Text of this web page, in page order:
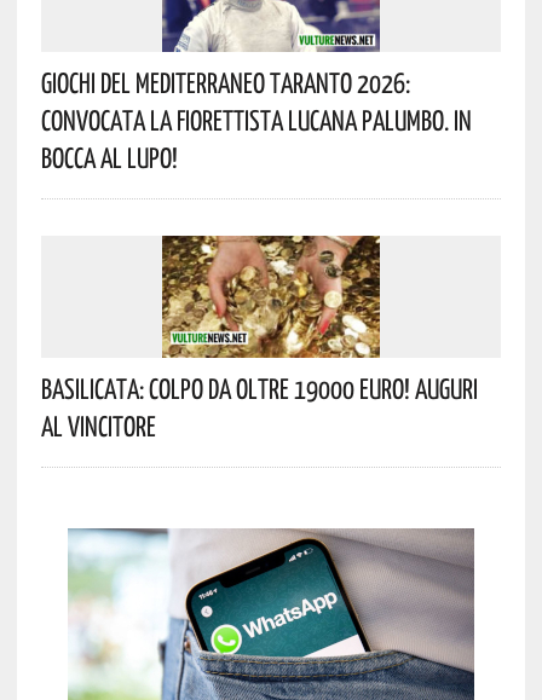
Giochi Del Mediterraneo Taranto 2026:
Convocata La Fiorettista Lucana Palumbo. In
Bocca Al Lupo!
Basilicata: Colpo Da Oltre 19000 Euro! Auguri
Al Vincitore